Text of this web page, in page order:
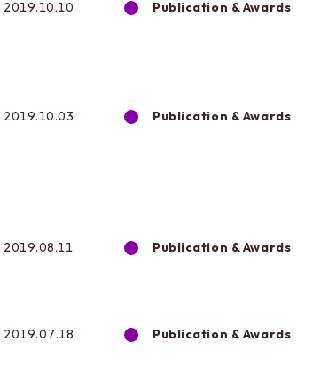
Publication & Awards
2019.10.10
Publication & Awards
2019.10.03
Publication & Awards
2019.08.11
Publication & Awards
2019.07.18